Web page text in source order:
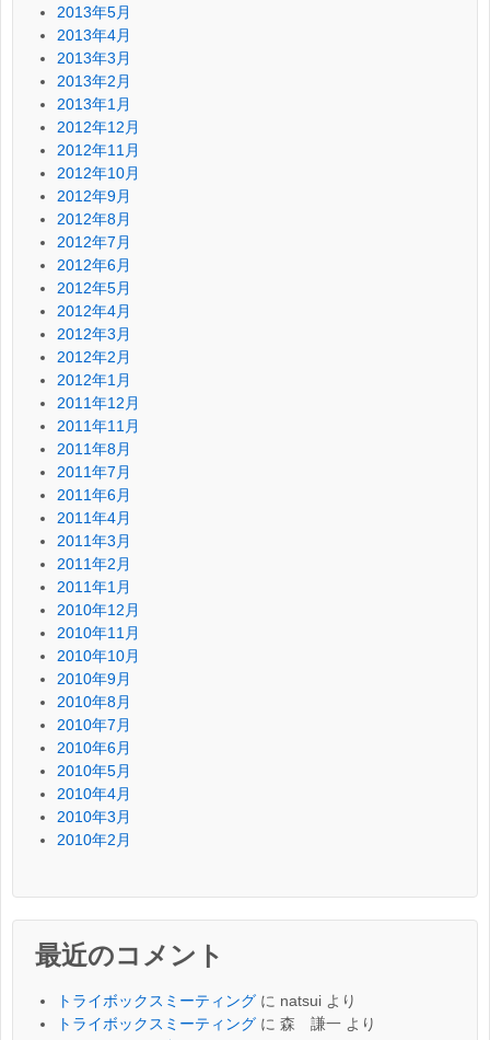
2013年5月
2013年4月
2013年3月
2013年2月
2013年1月
2012年12月
2012年11月
2012年10月
2012年9月
2012年8月
2012年7月
2012年6月
2012年5月
2012年4月
2012年3月
2012年2月
2012年1月
2011年12月
2011年11月
2011年8月
2011年7月
2011年6月
2011年4月
2011年3月
2011年2月
2011年1月
2010年12月
2010年11月
2010年10月
2010年9月
2010年8月
2010年7月
2010年6月
2010年5月
2010年4月
2010年3月
2010年2月
最近のコメント
トライボックスミーティング に natsui より
トライボックスミーティング に 森 謙一 より